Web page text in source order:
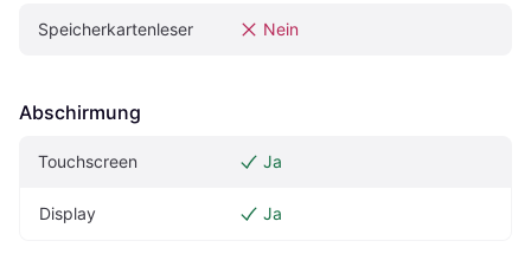
Speicherkartenleser Nein
Abschirmung
Touchscreen Ja
Display Ja